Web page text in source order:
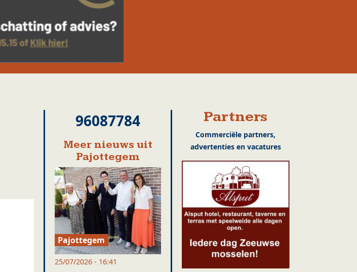
96087784
Meer nieuws uit
Pajottegem
Pajottegem
25/07/2026 - 16:41
Partners
Commerciële partners,
advertenties en vacatures